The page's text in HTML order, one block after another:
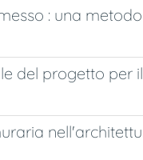
: una
del progetto per